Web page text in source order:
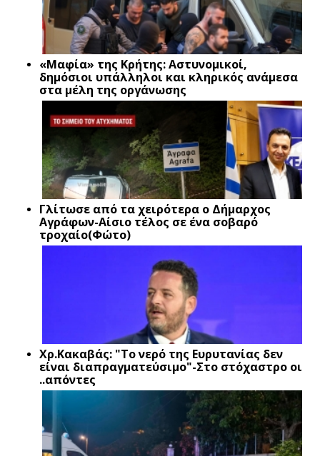
«Μαφία» της Κρήτης: Αστυνομικοί,
δημόσιοι υπάλληλοι και κληρικός ανάμεσα
στα μέλη της οργάνωσης
Γλίτωσε από τα χειρότερα ο Δήμαρχος
Αγράφων-Αίσιο τέλος σε ένα σοβαρό
τροχαίο(Φώτο)
Xρ.Κακαβάς: "Το νερό της Ευρυτανίας δεν
είναι διαπραγματεύσιμο"-Στο στόχαστρο οι
..απόντες